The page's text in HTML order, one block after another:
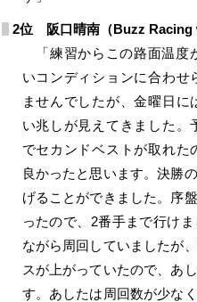
2位 阪口晴南（Buzz Racing
「練習からこの路面温度
いコンディションに合わせ
ませんでしたが、金曜日に
い兆しが見えてきました。
でセカンドベストが取れた
良かったと思います。決勝
げることができました。序
ったので、2番手まで行け
ながら周回していましたが
スが上がっていたので、あ
す。あしたは周回数が少な